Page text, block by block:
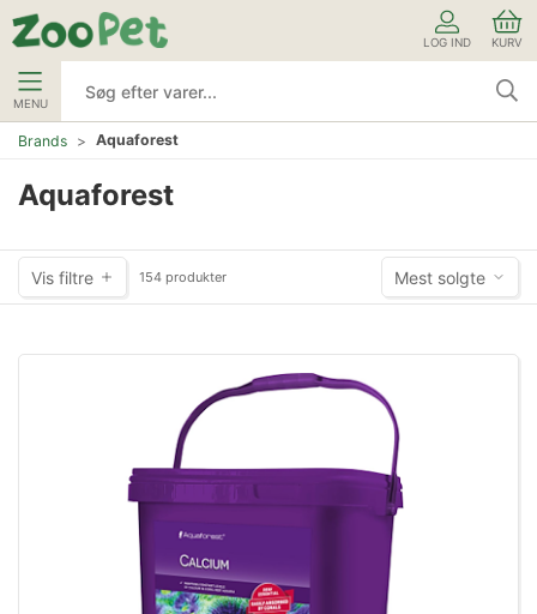
LOG IND KURV
MENU
Brands Aquaforest
Aquaforest
Vis filtre 154 produkter Mest solgte